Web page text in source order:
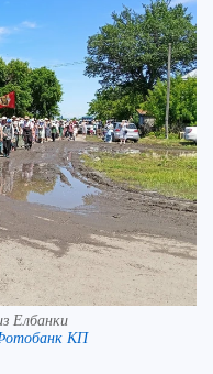
Елбанки
КП